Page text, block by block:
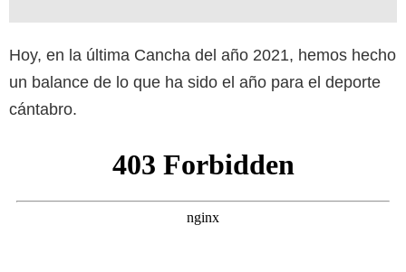
Hoy, en la última Cancha del año 2021, hemos hecho
un balance de lo que ha sido el año para el deporte
cántabro.